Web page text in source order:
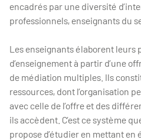
encadrés par une diversité
professionnels, enseignants du
Les enseignants élaborent leurs
d’enseignement à partir d’une
de médiation multiples. Ils
ressources, dont l’organisation
avec celle de l’offre et des
ils accèdent. C’est ce système
propose d’étudier en mettant